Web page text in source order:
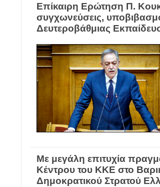
Επίκαιρη Ερώτηση Π.
συγχωνεύσεις,
Δευτεροβάθμιας
Με μεγάλη επιτυχία
Κέντρου του ΚΚΕ στο
Δημοκρατικού Στρατού